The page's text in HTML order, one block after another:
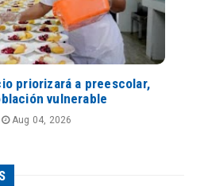
priorizará a preescolar,
vulnerable
Aug 04, 2026